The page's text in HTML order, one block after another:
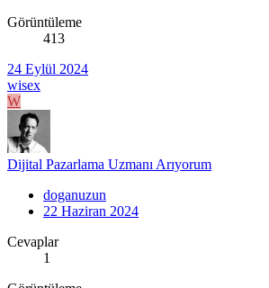
Görüntüleme
413
24 Eylül 2024
wisex
W
Dijital Pazarlama Uzmanı Arıyorum
doganuzun
22 Haziran 2024
Cevaplar
1